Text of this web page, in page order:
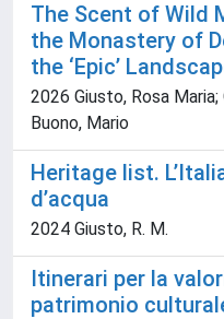
The Scent of Wild
the Monastery of
the ‘Epic’
2026 Giusto, Rosa
Buono, Mario
Heritage list.
d’acqua
2024 Giusto, R. M.
Itinerari per la
patrimonio